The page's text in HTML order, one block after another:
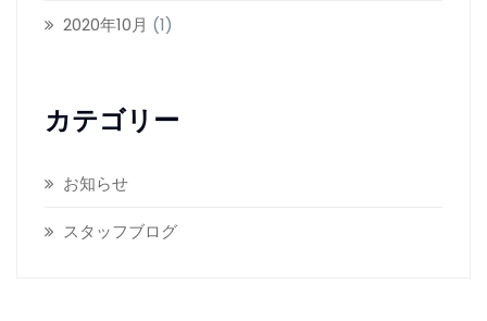
2020年10月 (1)
カテゴリー
お知らせ
スタッフブログ